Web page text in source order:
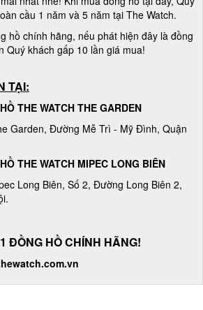
cầu 1 năm và 5 năm tại The Watch.
hồ chính hãng, nếu phát hiện đây là đồng
Quý khách gấp 10 lần giá mua!
TẠI:
THE WATCH THE GARDEN
Garden, Đường Mễ Trì - Mỹ Đình, Quận
THE WATCH MIPEC LONG BIÊN
Long Biên, Số 2, Đường Long Biên 2,
ĐỒNG HỒ CHÍNH HÃNG!